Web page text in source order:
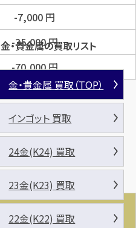
-7,000 円
-35,000円
-70,000円
買取価格
金・貴金属の買取リスト
金・貴金属 買取（TOP）
インゴット 買取
24金(K24) 買取
23金(K23) 買取
22金(K22) 買取